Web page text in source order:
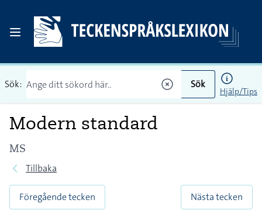
Sök: Sök
Hjälp/Tips
Modern standard
MS
Tillbaka
Föregående tecken
Nästa tecken